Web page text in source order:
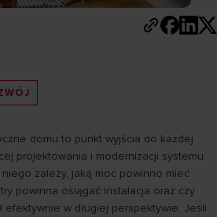
domu to punkt wyjścia do każdej
projektowania i modernizacji systemu
zależy, jaką moc powinno mieć
powinna osiągać instalacja oraz czy
efektywnie w długiej perspektywie. Jeśli